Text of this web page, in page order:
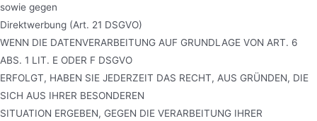
sowie gegen
Direktwerbung (Art. 21 DSGVO)
WENN DIE DATENVERARBEITUNG AUF GRUNDLAGE VON ART. 6
ABS. 1 LIT. E ODER F DSGVO
ERFOLGT, HABEN SIE JEDERZEIT DAS RECHT, AUS GRÜNDEN, DIE
SICH AUS IHRER BESONDEREN
SITUATION ERGEBEN, GEGEN DIE VERARBEITUNG IHRER